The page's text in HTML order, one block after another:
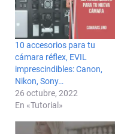
10 accesorios para tu
cámara réflex, EVIL
imprescindibles: Canon,
Nikon, Sony…
26 octubre, 2022
En «Tutorial»